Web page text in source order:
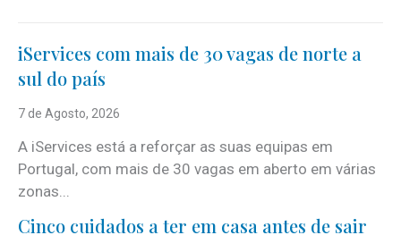
iServices com mais de 30 vagas de norte a
sul do país
7 de Agosto, 2026
A iServices está a reforçar as suas equipas em
Portugal, com mais de 30 vagas em aberto em várias
zonas...
Cinco cuidados a ter em casa antes de sair